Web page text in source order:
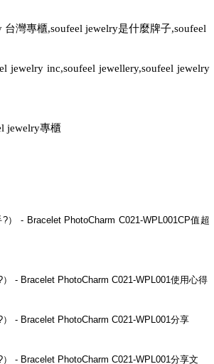
台灣專櫃,soufeel jewelry是什麼牌子,soufeel
jewelry inc,soufeel jewellery,soufeel jewelry
jewelry專櫃
） - Bracelet PhotoCharm C021-WPL001CP值超
- Bracelet PhotoCharm C021-WPL001使用心得
- Bracelet PhotoCharm C021-WPL001分享
- Bracelet PhotoCharm C021-WPL001分享文